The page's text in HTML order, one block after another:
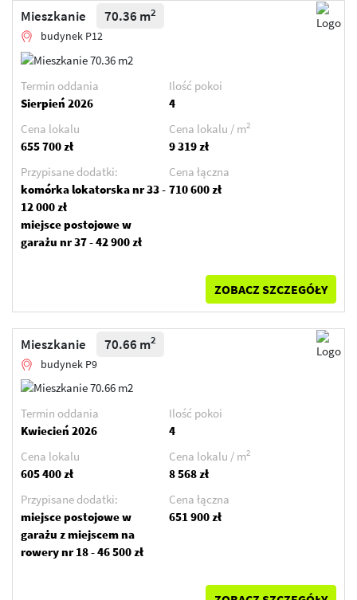
Mieszkanie 70.36 m2
budynek P12
Termin oddania
Sierpień 2026
Ilość pokoi
4
Cena lokalu
655 700 zł
Cena lokalu / m2
9 319 zł
Przypisane dodatki:
komórka lokatorska nr 33 -
12 000 zł
miejsce postojowe w
garażu nr 37 - 42 900 zł
Cena łączna
710 600 zł
ZOBACZ SZCZEGÓŁY
Mieszkanie 70.66 m2
budynek P9
Termin oddania
Kwiecień 2026
Ilość pokoi
4
Cena lokalu
605 400 zł
Cena lokalu / m2
8 568 zł
Przypisane dodatki:
miejsce postojowe w
garażu z miejscem na
rowery nr 18 - 46 500 zł
Cena łączna
651 900 zł